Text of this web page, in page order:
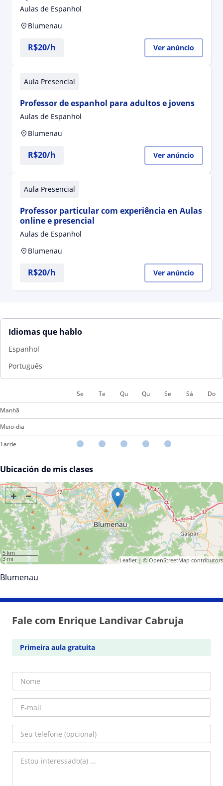
Aulas de Espanhol
Blumenau
R$20/h Ver anúncio
Aula Presencial
Professor de espanhol para adultos e jovens
Aulas de Espanhol
Blumenau
R$20/h Ver anúncio
Aula Presencial
Professor particular com experiência en Aulas
online e presencial
Aulas de Espanhol
Blumenau
R$20/h Ver anúncio
Idiomas que hablo
Espanhol
Português
Se Te Qu Qu Se Sá
Do
Manhã
Meio-dia
Tarde
Ubicación de mis clases
+ −
5 km
3 mi
Leaflet| © OpenStreetMap contributors
Blumenau
Fale com Enrique Landivar Cabruja
Primeira aula gratuita